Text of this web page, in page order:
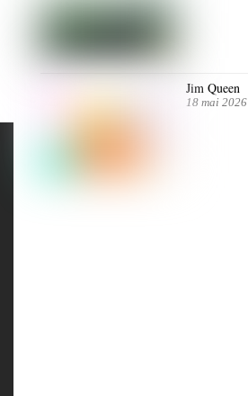
Jim Queen
18 mai 2026